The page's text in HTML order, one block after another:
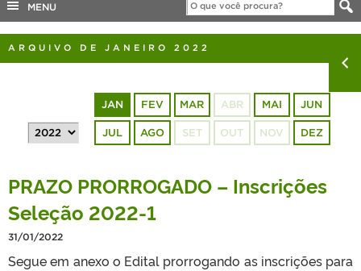
CONCURSOS
EDITAIS
INTERNACIONAL
TELEFONES
MENU
ARQUIVO DE JANEIRO 2022
JAN FEV MAR ABR MAI JUN
JUL AGO SET OUT NOV DEZ
PRAZO PRORROGADO – Inscrições
Seleção 2022-1
31/01/2022
Segue em anexo o Edital prorrogando as inscrições para